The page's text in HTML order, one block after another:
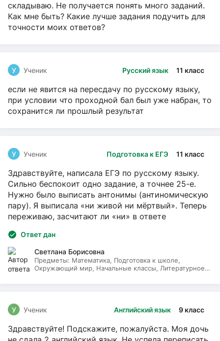
складываю. Не получается понять много заданий.
Как мне быть? Какие лучше задания подучить для
точности моих ответов?
Русский язык 11 класс
У Ученик
если не явится на пересдачу по русскому языку,
при условии что проходной бал был уже набран, то
сохранится ли прошлый результат
Подготовка к ЕГЭ 11 класс
У Ученик
Здравствуйте, написала ЕГЭ по русскому языку.
Сильно беспокоит одно задание, а точнее 25-е.
Нужно было выписать антонимы (антиномическую
пару). Я выписала «ни живой ни мёртвый». Теперь
переживаю, засчитают ли «ни» в ответе
Ответ дан
Светлана Борисовна
Предметы: Математика, Подготовка к школе,
Окружающий мир, Начальные классы, Литературное
Английский язык 9 класс
У Ученик
Здравствуйте! Подскажите, пожалуйста. Моя дочь